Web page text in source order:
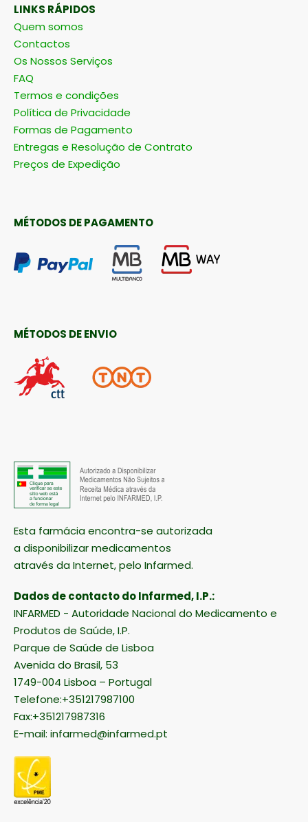
LINKS RÁPIDOS
Quem somos
Contactos
Os Nossos Serviços
FAQ
Termos e condições
Política de Privacidade
Formas de Pagamento
Entregas e Resolução de Contrato
Preços de Expedição
MÉTODOS DE PAGAMENTO
MÉTODOS DE ENVIO
Esta farmácia encontra-se autorizada
a disponibilizar medicamentos
através da Internet, pelo Infarmed.
Dados de contacto do Infarmed, I.P.:
INFARMED - Autoridade Nacional do Medicamento e
Produtos de Saúde, I.P.
Parque de Saúde de Lisboa
Avenida do Brasil, 53
1749-004 Lisboa – Portugal
Telefone:+351217987100
Fax:+351217987316
E-mail: infarmed@infarmed.pt